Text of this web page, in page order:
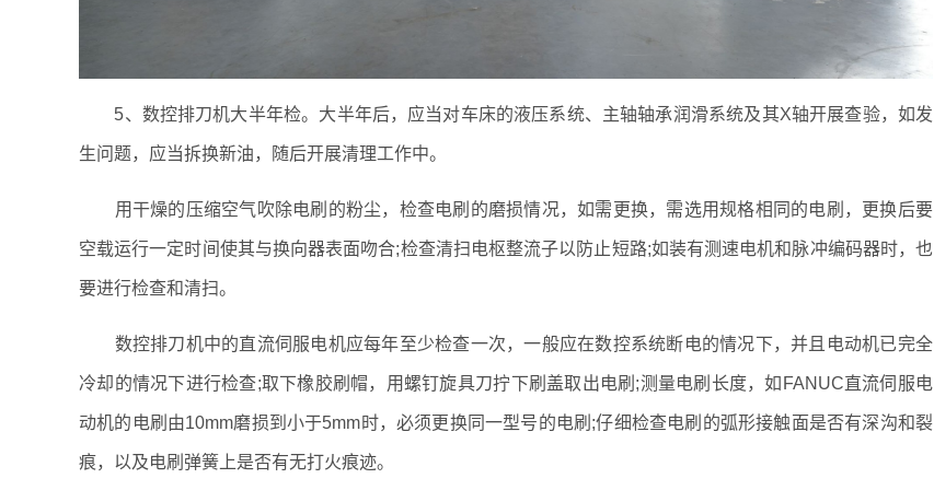
5、数控排刀机大半年检。大半年后，应当对车床的液压系统、主轴轴承润滑系统及其X轴开展查验，如发
生问题，应当拆换新油，随后开展清理工作中。
用干燥的压缩空气吹除电刷的粉尘，检查电刷的磨损情况，如需更换，需选用规格相同的电刷，更换后要
空载运行一定时间使其与换向器表面吻合;检查清扫电枢整流子以防止短路;如装有测速电机和脉冲编码器时，也
要进行检查和清扫。
数控排刀机中的直流伺服电机应每年至少检查一次，一般应在数控系统断电的情况下，并且电动机已完全
冷却的情况下进行检查;取下橡胶刷帽，用螺钉旋具刀拧下刷盖取出电刷;测量电刷长度，如FANUC直流伺服电
动机的电刷由10mm磨损到小于5mm时，必须更换同一型号的电刷;仔细检查电刷的弧形接触面是否有深沟和裂
痕，以及电刷弹簧上是否有无打火痕迹。